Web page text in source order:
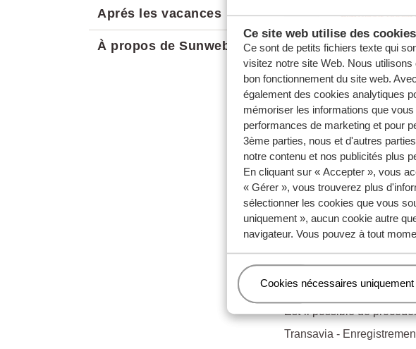
Ce site web utilise des
Ce sont de petits fichiers texte qui
visitez notre site Web. Nous
bon fonctionnement du site web.
également des cookies analytiques
mémoriser les informations que
performances de marketing et pour
3ème parties, nous et d'autres
notre contenu et nos publicités plus
En cliquant sur « Accepter », vous
« Gérer », vous trouverez plus
sélectionner les cookies que vous
uniquement », aucun cookie autre
navigateur. Vous pouvez à tout
Gérer
Cookies nécessaires uniquement
Aprés les vacances
À propos de Sunweb
Questions sur le même
Est-il possible de
Transavia -